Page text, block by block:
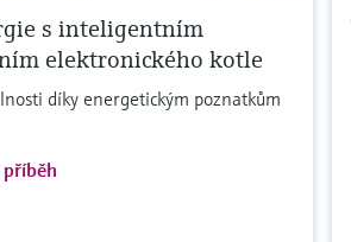
s inteligentním
elektronického kotle
díky energetickým poznatkům
příběh